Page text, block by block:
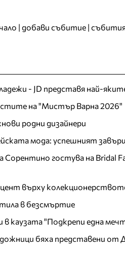
| добави събитие |
- JD представя най-
на "Мистър Варна 2026"
родни дизайнери
мода: успешният
гостува на Bridal
върху
в безсмъртие
в каузата "Подкрепи една
бяха представени от